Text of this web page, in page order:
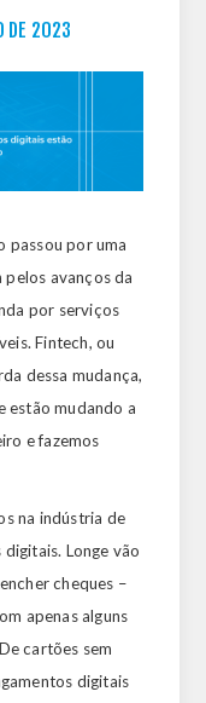
DE 2023
passou por uma
avanços da
por serviços
Fintech, ou
dessa mudança,
estão mudando a
e fazemos
na indústria de
Longe vão
cheques –
apenas alguns
cartões sem
digitais